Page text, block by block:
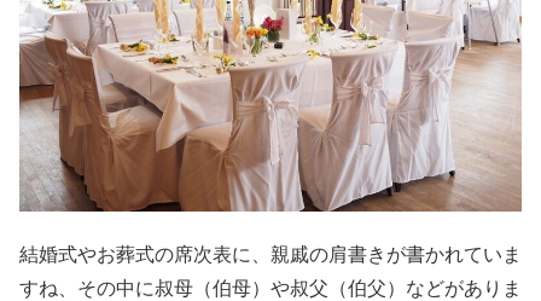
結婚式やお葬式の席次表に、親戚の肩書きが書かれていま
すね、その中に叔母（伯母）や叔父（伯父）などがありま